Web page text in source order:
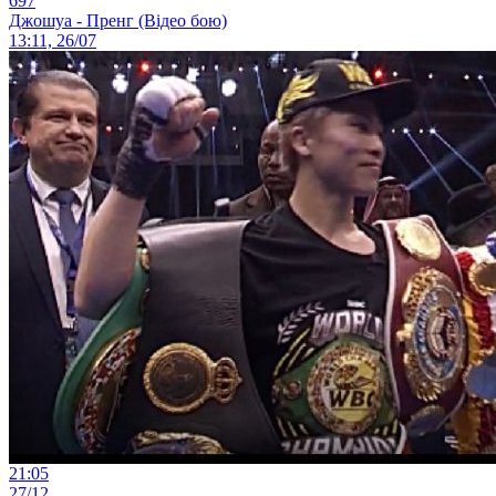
Джошуа - Пренг (Відео бою)
13:11, 26/07
21:05